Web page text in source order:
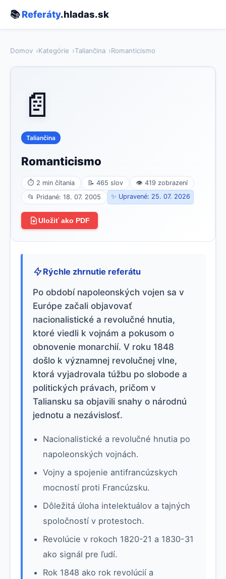
📚Referáty.hladas.sk
Domov Kategórie Taliančina Romanticismo
📄
Taliančina
Romanticismo
⏱ 2 min čítania 📝 465 slov
👁 419 zobrazení
📂 Pridané: 18. 07. 2005
✨ Upravené: 25. 07. 2026
Uložiť ako PDF
Rýchle zhrnutie referátu
Po období napoleonských vojen sa v
Európe začali objavovať
nacionalistické a revolučné hnutia,
ktoré viedli k vojnám a pokusom o
obnovenie monarchií. V roku 1848
došlo k významnej revolučnej vlne,
ktorá vyjadrovala túžbu po slobode a
politických právach, pričom v
Taliansku sa objavili snahy o národnú
jednotu a nezávislosť.
Nacionalistické a revolučné hnutia po
napoleonských vojnách.
Vojny a spojenie antifrancúzskych
mocností proti Francúzsku.
Dôležitá úloha intelektuálov a tajných
spoločností v protestoch.
Revolúcie v rokoch 1820-21 a 1830-31
ako signál pre ľudí.
Rok 1848 ako rok revolúcií a